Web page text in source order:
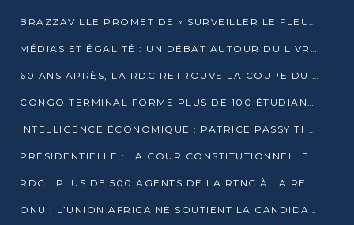
BRAZZAVILLE PROMET DE « SURVEILLER LE FLEUVE » APRÈS LA QUALIFICATION DE LA RDC AU MONDIAL
MÉDIAS ET ÉGALITÉ : UN DÉBAT AUTOUR DU LIVRE « CES FEMMES QUI REPRENNENT LE POUVOIR SUR LEUR VIE »
60 ANS APRÈS, LA RDC RETROUVE LA COUPE DU MONDE
CONGO TERMINAL FORME PLUS DE 100 ÉTUDIANTS AUX TECHNIQUES D’EMBAUCHE
INTELLIGENCE ÉCONOMIQUE : PATRICE PASSY THÉORISE UNE STRATÉGIE ADAPTÉE AUX CONTEXTES FRAGMENTÉS
PRÉSIDENTIELLE : LA COUR CONSTITUTIONNELLE CONFIRME LA VICTOIRE DE SASSOU NGUESSO AVEC 94,90 % DES SUFFRAGES
RDC : PLUS DE 500 AGENTS DE LA RTNC À LA RETRAITE, UNE PAGE SE TOURNE
ONU : L’UNION AFRICAINE SOUTIENT LA CANDIDATURE DE MACKY SALL